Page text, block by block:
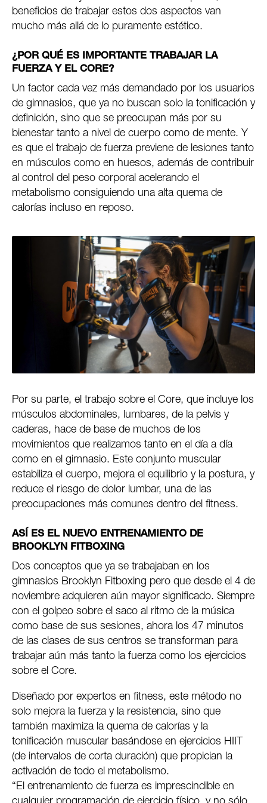
beneficios de trabajar estos dos aspectos van
mucho más allá de lo puramente estético.
¿POR QUÉ ES IMPORTANTE TRABAJAR LA
FUERZA Y EL CORE?
Un factor cada vez más demandado por los usuarios
de gimnasios, que ya no buscan solo la tonificación y
definición, sino que se preocupan más por su
bienestar tanto a nivel de cuerpo como de mente. Y
es que el trabajo de fuerza previene de lesiones tanto
en músculos como en huesos, además de contribuir
al control del peso corporal acelerando el
metabolismo consiguiendo una alta quema de
calorías incluso en reposo.
Por su parte, el trabajo sobre el Core, que incluye los
músculos abdominales, lumbares, de la pelvis y
caderas, hace de base de muchos de los
movimientos que realizamos tanto en el día a día
como en el gimnasio. Este conjunto muscular
estabiliza el cuerpo, mejora el equilibrio y la postura, y
reduce el riesgo de dolor lumbar, una de las
preocupaciones más comunes dentro del fitness.
ASÍ ES EL NUEVO ENTRENAMIENTO DE
BROOKLYN FITBOXING
Dos conceptos que ya se trabajaban en los
gimnasios Brooklyn Fitboxing pero que desde el 4 de
noviembre adquieren aún mayor significado. Siempre
con el golpeo sobre el saco al ritmo de la música
como base de sus sesiones, ahora los 47 minutos
de las clases de sus centros se transforman para
trabajar aún más tanto la fuerza como los ejercicios
sobre el Core.
Diseñado por expertos en fitness, este método no
solo mejora la fuerza y la resistencia, sino que
también maximiza la quema de calorías y la
tonificación muscular basándose en ejercicios HIIT
(de intervalos de corta duración) que propician la
activación de todo el metabolismo.
“El entrenamiento de fuerza es imprescindible en